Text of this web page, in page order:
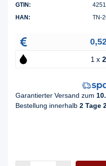
GTIN:
HAN:
TN-
1 x
Garantierter Versand zum
Bestellung innerhalb 2 Tage